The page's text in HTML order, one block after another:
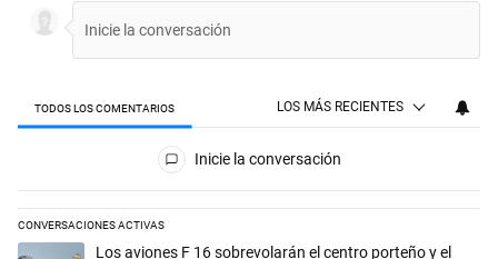
TODOS LOS COMENTARIOS LOS MÁS RECIENTES
Todos los comentarios
Inicie la conversación
CONVERSACIONES ACTIVAS
Este listado muestra los artículos con más comentarios en los
Un artículo de tendencia con el título "Los aviones F 16 sobrevolarán
Los aviones F 16 sobrevolarán el centro porteño y el